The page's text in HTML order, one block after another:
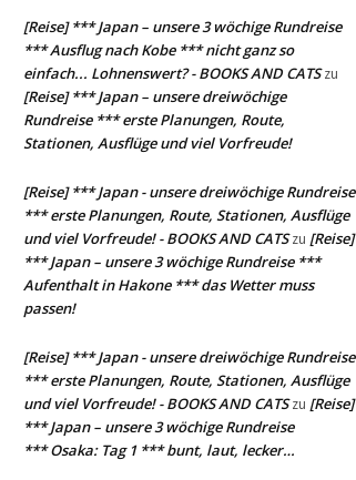
[Reise] *** Japan – unsere 3 wöchige Rundreise
*** Ausflug nach Kobe *** nicht ganz so
einfach... Lohnenswert? - BOOKS AND CATSzu
[Reise] *** Japan – unsere dreiwöchige
Rundreise *** erste Planungen, Route,
Stationen, Ausflüge und viel Vorfreude!
[Reise] *** Japan - unsere dreiwöchige Rundreise
*** erste Planungen, Route, Stationen, Ausflüge
und viel Vorfreude! - BOOKS AND CATSzu [Reise]
*** Japan – unsere 3 wöchige Rundreise ***
Aufenthalt in Hakone *** das Wetter muss
passen!
[Reise] *** Japan - unsere dreiwöchige Rundreise
*** erste Planungen, Route, Stationen, Ausflüge
und viel Vorfreude! - BOOKS AND CATSzu [Reise]
*** Japan – unsere 3 wöchige Rundreise
*** Osaka: Tag 1 *** bunt, laut, lecker…